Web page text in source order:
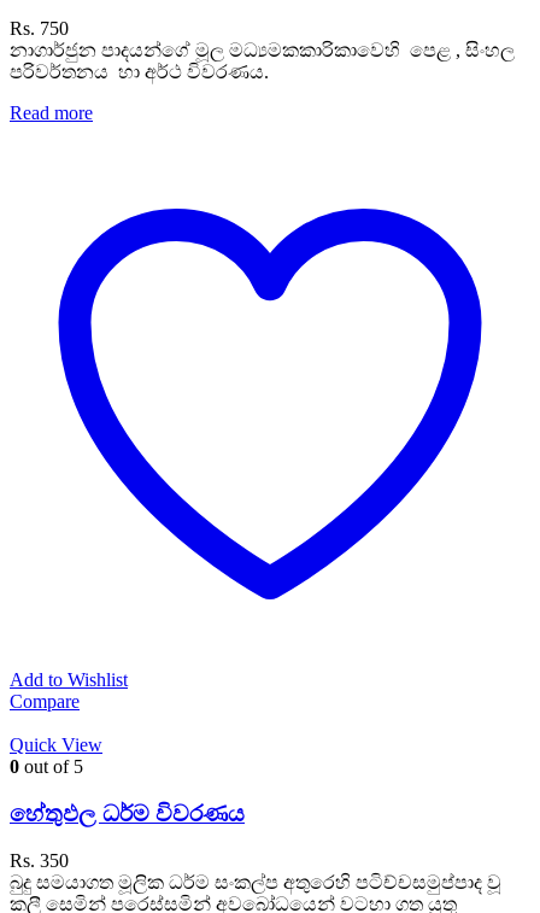
Rs. 750
නාගාර්ජුන පාදයන්ගේ මූල මධ්‍යමකකාරිකාවෙහි පෙළ , සිංහල
පරිවර්තනය හා අර්ථ විවරණය.
Read more
Add to Wishlist
Compare
Quick View
0 out of 5
හේතුඵල ධර්ම විවරණය
Rs. 350
බුදු සමයාගත මූලික ධර්ම සංකල්ප අතුරෙහි පටිච්චසමුප්පාද වූ
කලී සෙමින් පරෙස්සමින් අවබෝධයෙන් වටහා ගත යුතු